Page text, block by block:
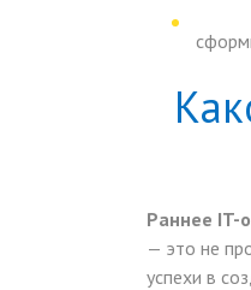
Раннее IT-
— это не
успехи в